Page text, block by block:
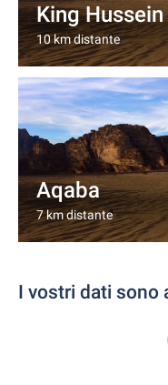
King
10 km distante
Aqaba
7 km distante
I vostri dati sono